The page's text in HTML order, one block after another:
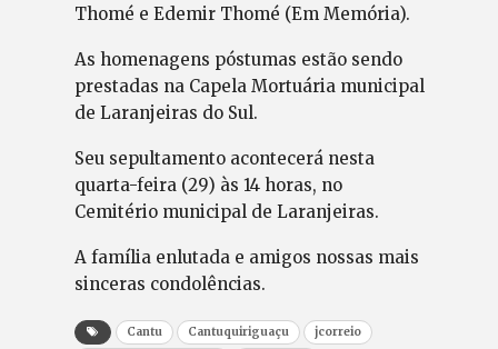
Thomé e Edemir Thomé (Em Memória).
As homenagens póstumas estão sendo
prestadas na Capela Mortuária municipal
de Laranjeiras do Sul.
Seu sepultamento acontecerá nesta
quarta-feira (29) às 14 horas, no
Cemitério municipal de Laranjeiras.
A família enlutada e amigos nossas mais
sinceras condolências.
Cantu Cantuquiriguaçu jcorreio